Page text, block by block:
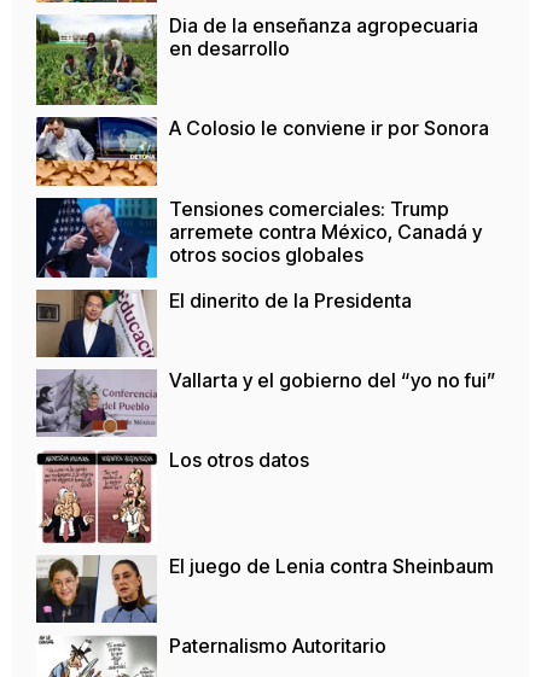
Dia de la enseñanza agropecuaria
en desarrollo
A Colosio le conviene ir por Sonora
Tensiones comerciales: Trump
arremete contra México, Canadá y
otros socios globales
El dinerito de la Presidenta
Vallarta y el gobierno del “yo no fui”
Los otros datos
El juego de Lenia contra Sheinbaum
Paternalismo Autoritario